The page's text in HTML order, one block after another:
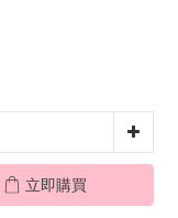
立即購買